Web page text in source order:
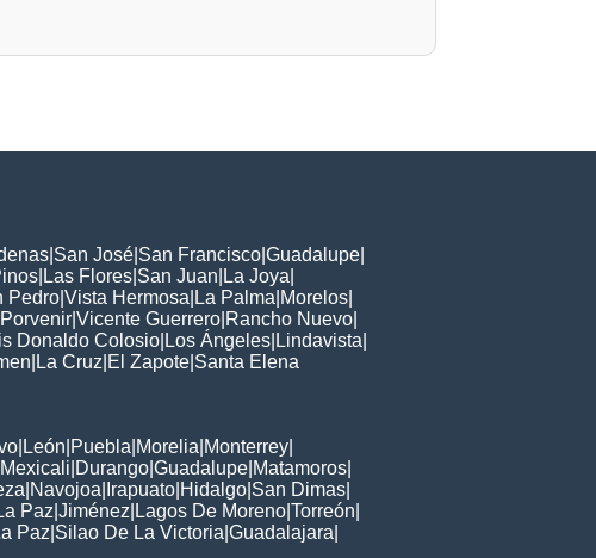
San José San Francisco Guadalupe
Las Flores San Juan La Joya
Pedro Vista Hermosa La Palma Morelos
Vicente Guerrero Rancho Nuevo
Donaldo Colosio Los Ángeles Lindavista
La Cruz El Zapote Santa Elena
León Puebla Morelia Monterrey
Mexicali Durango Guadalupe Matamoros
Navojoa Irapuato Hidalgo San Dimas
Paz Jiménez Lagos De Moreno Torreón
Paz Silao De La Victoria Guadalajara